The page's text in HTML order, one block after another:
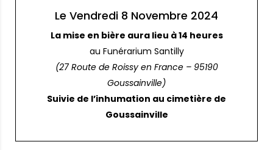
Le Vendredi 8 Novembre 2024
La mise en bière aura lieu à 14 heures
au Funérarium Santilly
(27 Route de Roissy en France – 95190
Goussainville)
Suivie de l’inhumation au cimetière de
Goussainville